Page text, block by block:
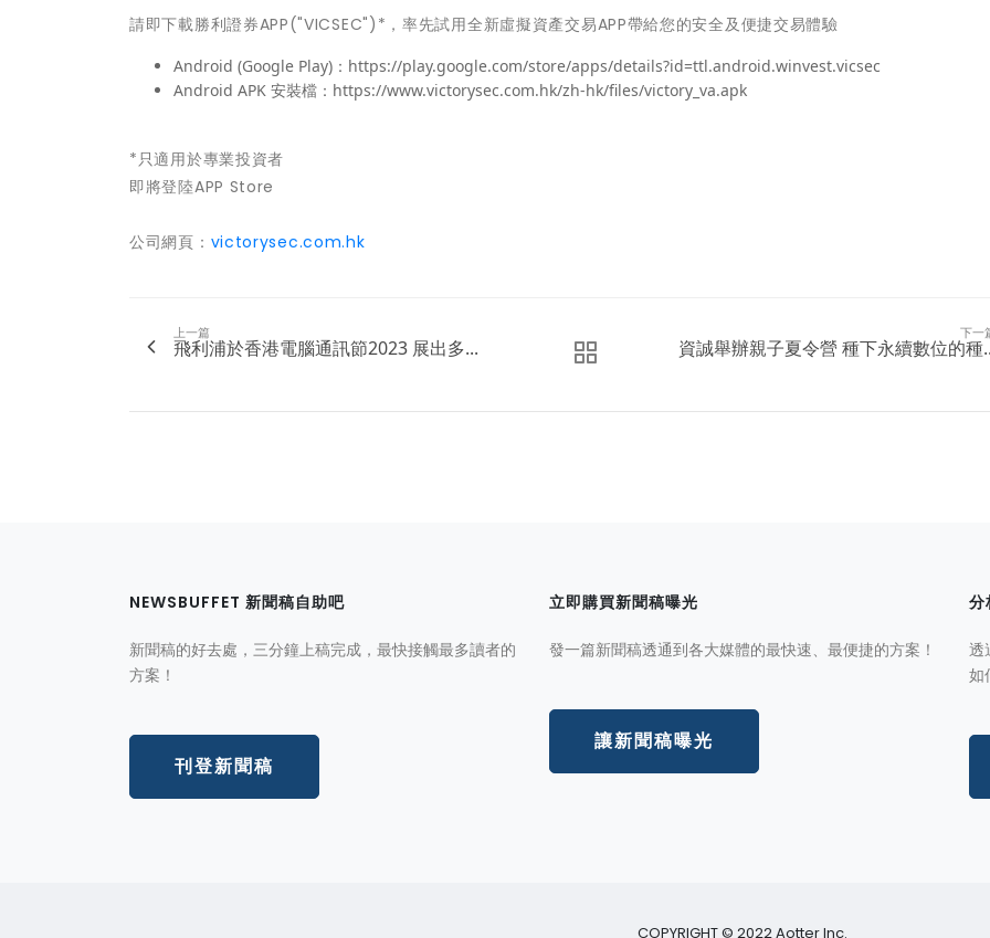
請即下載勝利證券APP("VICSEC")*，率先試用全新虛擬資產交易APP帶給您的安全及便捷交易體驗
Android (Google Play)：https://play.google.com/store/apps/details?id=ttl.android.winvest.vicsec
Android APK 安裝檔：https://www.victorysec.com.hk/zh-hk/files/victory_va.apk
*只適用於專業投資者
即將登陸APP Store
公司網頁： victorysec.com.hk
上一篇
飛利浦於香港電腦通訊節2023 展出多...
下一
資誠舉辦親子夏令營 種下永續數位的種
NEWSBUFFET 新聞稿自助吧
新聞稿的好去處，三分鐘上稿完成，最快接觸最多讀者的
方案！
刊登新聞稿
立即購買新聞稿曝光
發一篇新聞稿透通到各大媒體的最快速、最便捷的方案！
讓新聞稿曝光
分
透
如
COPYRIGHT © 2022 Aotter Inc.